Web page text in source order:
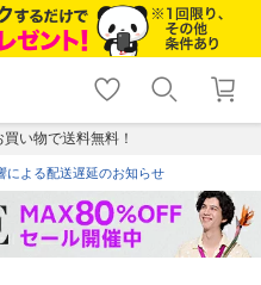
shopping_cart lock_outline
ログイン
い物で送料無料！
による配送遅延のお知らせ